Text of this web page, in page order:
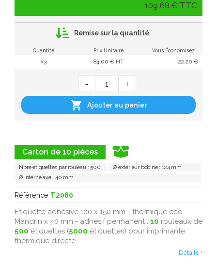
Carton de 10 pièces
Nbre étiquettes par rouleau : 500
Ø extérieur bobine : 124 mm
Ø interne axe : 40 mm
Référence T2080
Etiquette adhésive 100 x 150 mm - thermique eco -
Mandrin x 40 mm - adhésif permanent : 10 rouleaux de
500 étiquettes (5000 étiquettes) pour imprimante
thermique directe.
Détails +
109,68 € TTC
Remise sur la quantité
Quantité Prix Unitaire Vous Économisez
x3 84,00 € HT 22,20 €
 Ajouter au panier